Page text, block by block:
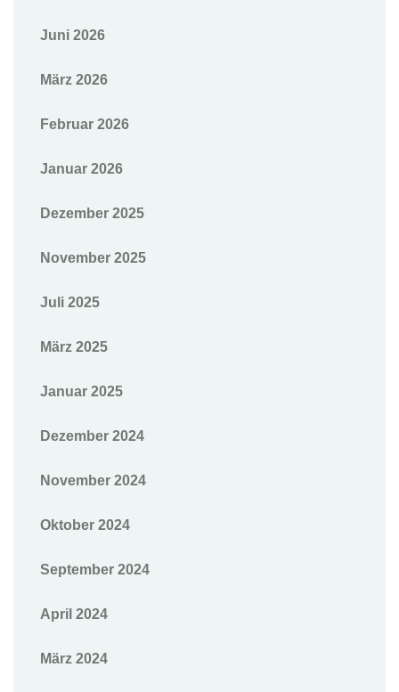
Juni 2026
März 2026
Februar 2026
Januar 2026
Dezember 2025
November 2025
Juli 2025
März 2025
Januar 2025
Dezember 2024
November 2024
Oktober 2024
September 2024
April 2024
März 2024